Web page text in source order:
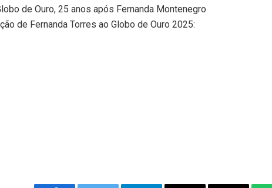
de Ouro, 25 anos após Fernanda Montenegro
de Fernanda Torres ao Globo de Ouro 2025: